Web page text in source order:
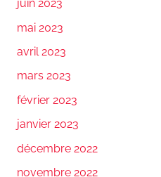
juin 2023
mai 2023
avril 2023
mars 2023
février 2023
janvier 2023
décembre 2022
novembre 2022